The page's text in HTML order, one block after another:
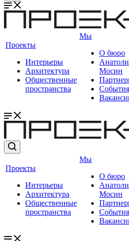
Проекты
Интерьеры
Архитектура
Общественные
пространства
Мы
О бюро
Мосин
События
Проекты
Интерьеры
Архитектура
Общественные
пространства
Мы
О бюро
Мосин
События